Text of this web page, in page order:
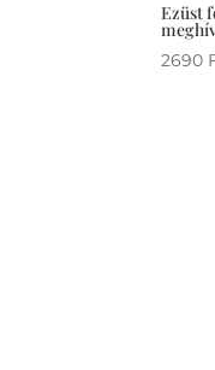
Ezüst
2690